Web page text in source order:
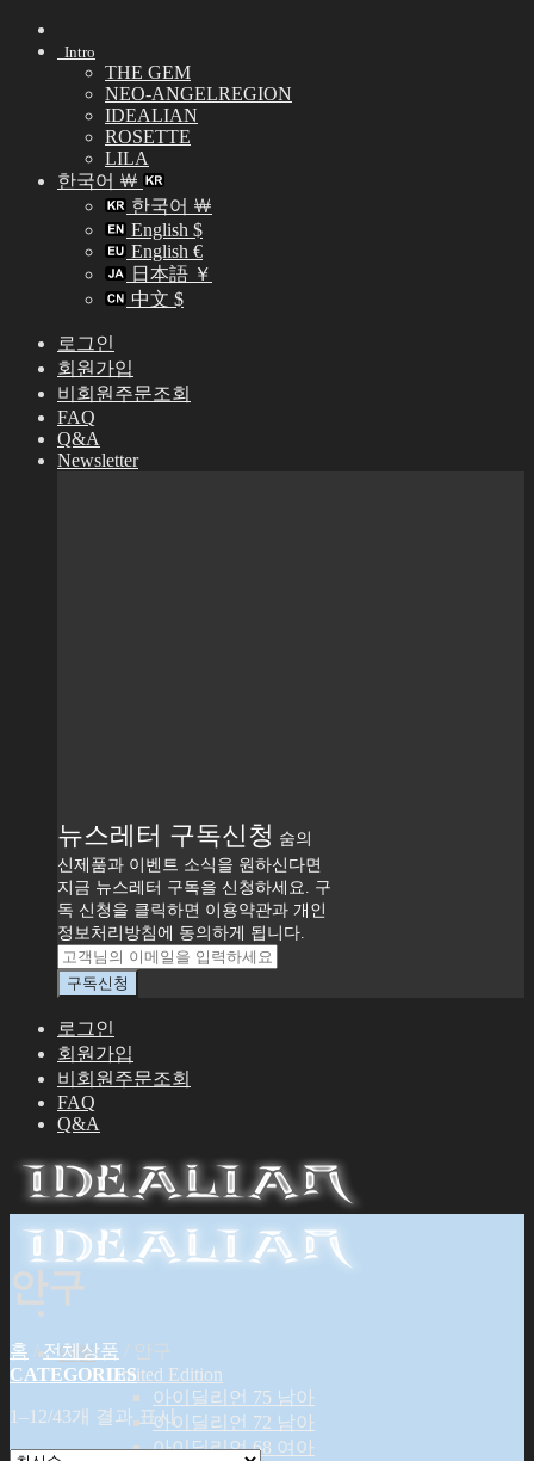
Skip
Intro
THE GEM
NEO-ANGELREGION
IDEALIAN
ROSETTE
LILA
한국어 ￦
한국어 ￦
English $
English €
日本語 ￥
中文 $
로그인
회원가입
비회원주문조회
FAQ
Q&A
Newsletter
뉴스레터 구독신청 숨의
신제품과 이벤트 소식을 원하신다면
지금 뉴스레터 구독을 신청하세요. 구
독 신청을 클릭하면 이용약관과 개인
정보처리방침에 동의하게 됩니다.
로그인
회원가입
비회원주문조회
FAQ
Q&A
인형
Limited Edition
아이딜리언 75 남아
아이딜리언 72 남아
아이딜리언 68 여아
안구
홈 전체상품
안구
CATEGORIES
1–12/43개 결과 표시